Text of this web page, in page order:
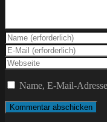
Gib
deinen
Namen
oder
Benutzernamen
zum
Kommentieren
ein
Gib
deine
E-
Mail-
Adresse
zum
Kommentieren
Gib
deine
Website-
ein
(optional)
Name, E-Mail-